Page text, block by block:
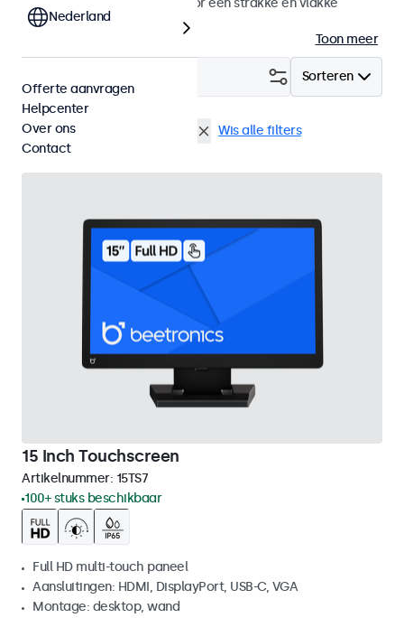
slanke behuizing die zorgt voor een strakke en vlakke
afwerking. Lees meer.
Toon meer
Sorteren
Wand 15 inch touchscreens Wis alle filters
15 Inch Touchscreen
Artikelnummer: 15TS7
100+ stuks beschikbaar
Full HD multi-touch paneel
Aansluitingen: HDMI, DisplayPort, USB-C, VGA
Montage: desktop, wand
Nederland
Offerte aanvragen
Helpcenter
Over ons
Contact